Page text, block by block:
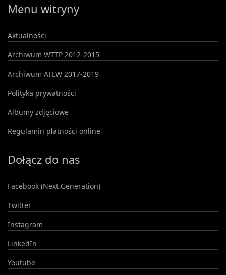
Menu witryny
Aktualności
Archiwum WTTP 2012-2015
Archiwum ATLW 2017-2019
Polityka prywatności
Albumy zdjęciowe
Regulamin płatności online
Dołącz do nas
Facebook (Next Generation)
Twitter
Instagram
LinkedIn
Youtube